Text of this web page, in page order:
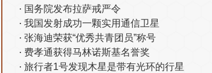
国务院发布拉萨戒严令
我国发射成功一颗实用通信卫星
张海迪荣获“优秀共青团员”称号
费孝通获得马林诺斯基名誉奖
旅行者1号发现木星是带有光环的行星